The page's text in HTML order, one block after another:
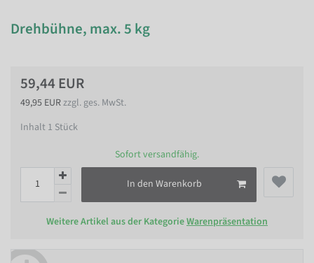
Drehbühne, max. 5 kg
59,44 EUR
49,95 EURzzgl. ges. MwSt.
Inhalt 1 Stück
Sofort versandfähig.
In den Warenkorb
Weitere Artikel aus der KategorieWarenpräsentation